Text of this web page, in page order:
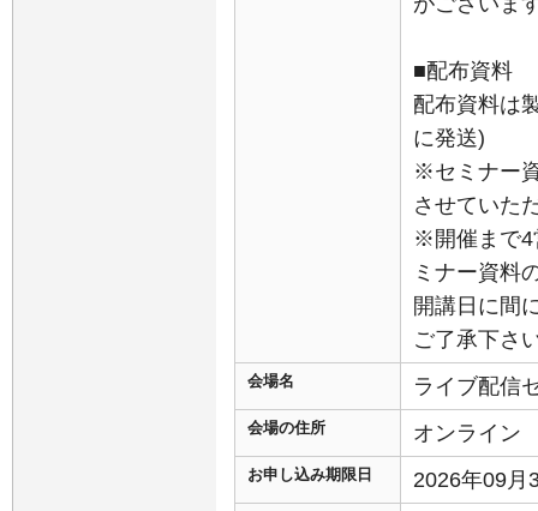
■配布資料
配布資料は
に発送)
※セミナー
させていた
※開催まで4
ミナー資料
開講日に間
ご了承下さ
会場名 ライブ配信
会場の住所 オンライン
お申し込み期限日 2026年09月